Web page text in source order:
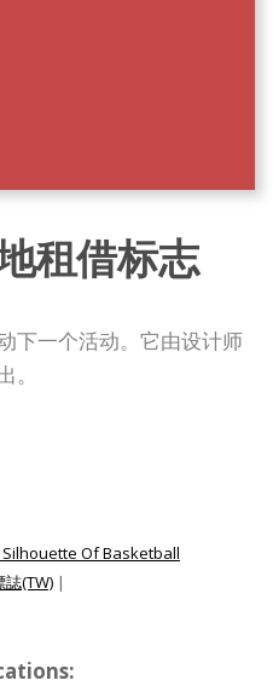
租借标志
下一个活动。它由设计师
Of Basketball
(TW) |